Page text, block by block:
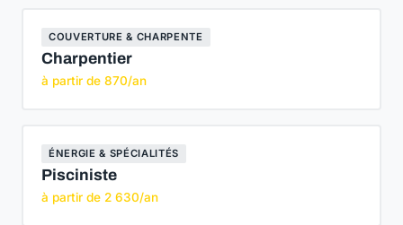
COUVERTURE & CHARPENTE
Charpentier
à partir de 870/an
ÉNERGIE & SPÉCIALITÉS
Pisciniste
à partir de 2 630/an